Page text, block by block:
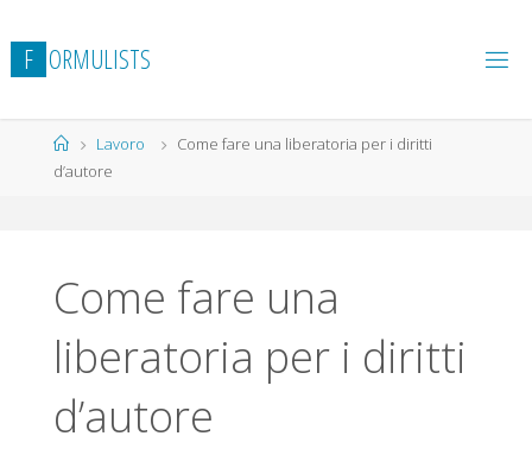
al
contenuto
F ORMULISTS
HomeLavoro
Come fare una liberatoria per i diritti
d’autore
Come fare una
liberatoria per i diritti
d’autore